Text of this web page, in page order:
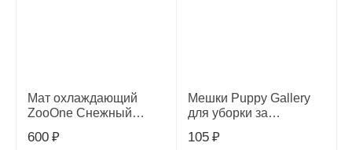
Мат охлаждающий
ZooOne Снежный
600 ₽
Мешки Puppy Gallery
для уборки за
см 1шт
105 ₽